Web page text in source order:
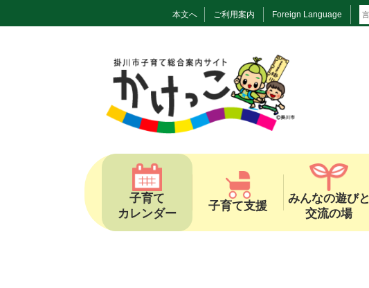
本文へ ご利用案内 Foreign Language
子育て
カレンダー
子育て支援
みんなの遊びと
交流の場